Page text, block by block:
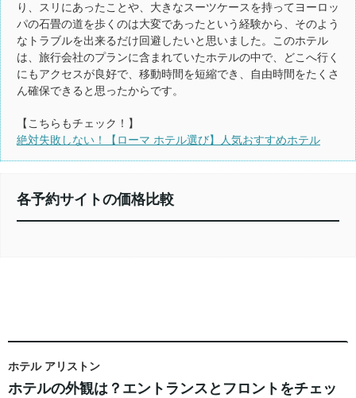
り、スリにあったことや、大きなスーツケースを持ってヨーロッ
パの石畳の道を歩くのは大変であったという経験から、そのよう
なトラブルを出来るだけ回避したいと思いました。このホテル
は、旅行会社のプランに含まれていたホテルの中で、どこへ行く
にもアクセスが良好で、移動時間を短縮でき、自由時間をたくさ
ん確保できると思ったからです。
【こちらもチェック！】
絶対失敗しない！【ローマ ホテル選び】人気おすすめホテル
各予約サイトの価格比較
ホテル アリストン
ホテルの外観は？エントランスとフロントをチェッ